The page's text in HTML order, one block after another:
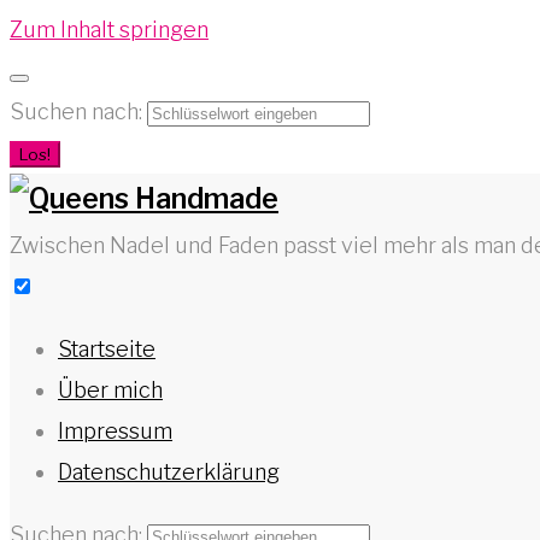
Zum Inhalt springen
Suchen nach:
Los!
Zwischen Nadel und Faden passt viel mehr als man
Startseite
Über mich
Impressum
Datenschutzerklärung
Suchen nach: